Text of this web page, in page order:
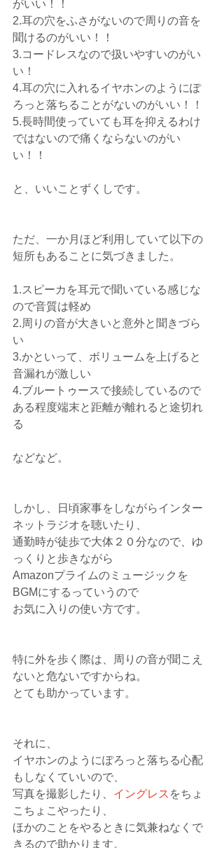
がいい！！
2.耳の穴をふさがないので周りの音を
聞けるのがいい！！
3.コードレスなので扱いやすいのがい
い！
4.耳の穴に入れるイヤホンのようにぽ
ろっと落ちることがないのがいい！！
5.長時間使っていても耳を抑えるわけ
ではないので痛くならないのがい
い！！
と、いいことずくしです。
ただ、一か月ほど利用していて以下の
短所もあることに気づきました。
1.スピーカを耳元で聞いている感じな
ので音質は軽め
2.周りの音が大きいと意外と聞きづら
い
3.かといって、ボリュームを上げると
音漏れが激しい
4.ブルートゥースで接続しているので
ある程度端末と距離が離れると途切れ
る
などなど。
しかし、日頃家事をしながらインター
ネットラジオを聴いたり、
通勤時が徒歩で大体２０分なので、ゆ
っくりと歩きながら
Amazonプライムのミュージックを
BGMにするっていうので
お気に入りの使い方です。
特に外を歩く際は、周りの音が聞こえ
ないと危ないですからね。
とても助かっています。
それに、
イヤホンのようにぽろっと落ちる心配
もしなくていいので、
写真を撮影したり、 イングレス をちょ
こちょこやったり、
ほかのことをやるときに気兼ねなくで
きるので助かります。